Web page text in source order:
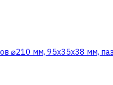
⌀210 мм, 95x35х38 мм,